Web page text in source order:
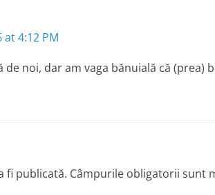
at 4:12 PM
de noi, dar am vaga bănuială că (prea)
fi publicată. Câmpurile obligatorii sunt